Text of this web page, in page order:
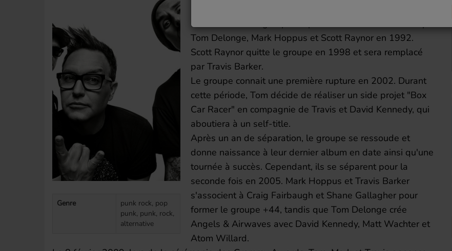
Genre
punk rock, pop
punk, punk, rock,
alternative
Blink-182 est un groupe de punk rock californien formé par
Tom Delonge, Mark Hoppus et Scott Raynor en 1992.
Scott Raynor quitte le groupe en 1998 et sera remplacé
par Travis Barker.
Le groupe connait une première rupture en 2002. Durant
cette période, Tom décide de réaliser un side projet "Box
Car Racer" en compagnie de Travis et David Kennedy, qui
aboutiera à un self-title.
Après un an de séparation, le groupe se ressoude et
donne naissance à leur dernier album en date ainsi qu'une
tournée à succès. Cependant, ils se séparent pour la
seconde fois en 2005. Mark Hoppus et Travis Barker
s'associent à Craig Fairbaugh et Shane Gallagher pour
former le groupe +44, tandis que Tom Delonge crée
Angels & Airwaves avec David Kennedy, Matt Wachter et
Atom Willard.
Une heure avant la
nuit (Dimanche 22h)
Défaire les idées
(Dimanche 21h)